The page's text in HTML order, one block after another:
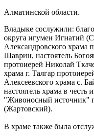
Алматинской области.
Владыке сослужили:
округа игумен Игнатий
Александровского храма
Шаврин, настоятель
протоиерей Николай
храма г. Талгар
Алексеевского храма с.
настоятель храма в
"Живоносный источник"
(Жартовский).
В храме также была